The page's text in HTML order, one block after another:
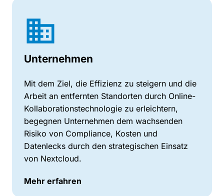
Unternehmen
Mit dem Ziel, die Effizienz zu steigern und die
Arbeit an entfernten Standorten durch Online-
Kollaborationstechnologie zu erleichtern,
begegnen Unternehmen dem wachsenden
Risiko von Compliance, Kosten und
Datenlecks durch den strategischen Einsatz
von Nextcloud.
Mehr erfahren